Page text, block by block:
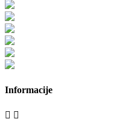
Informacije
 